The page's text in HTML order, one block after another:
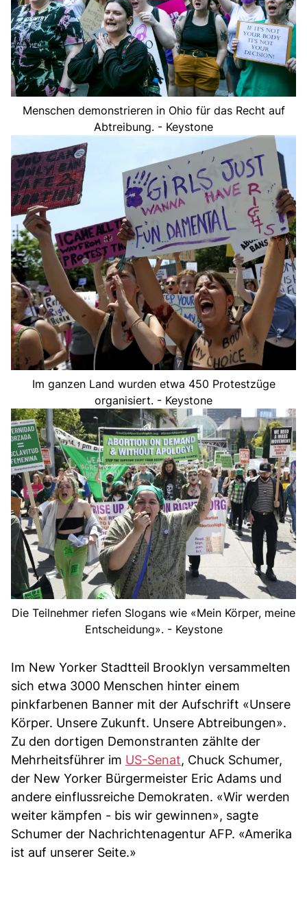
Menschen demonstrieren in Ohio für das Recht auf
Abtreibung. - Keystone
Im ganzen Land wurden etwa 450 Protestzüge
organisiert. - Keystone
Die Teilnehmer riefen Slogans wie «Mein Körper, meine
Entscheidung». - Keystone
Im New Yorker Stadtteil Brooklyn versammelten
sich etwa 3000 Menschen hinter einem
pinkfarbenen Banner mit der Aufschrift «Unsere
Körper. Unsere Zukunft. Unsere Abtreibungen».
Zu den dortigen Demonstranten zählte der
Mehrheitsführer im US-Senat, Chuck Schumer,
der New Yorker Bürgermeister Eric Adams und
andere einflussreiche Demokraten. «Wir werden
weiter kämpfen - bis wir gewinnen», sagte
Schumer der Nachrichtenagentur AFP. «Amerika
ist auf unserer Seite.»